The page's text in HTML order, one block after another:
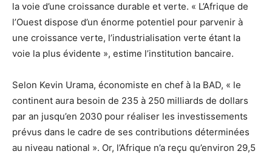
la voie d’une croissance durable et verte. « L’Afrique de
l’Ouest dispose d’un énorme potentiel pour parvenir à
une croissance verte, l’industrialisation verte étant la
voie la plus évidente », estime l’institution bancaire.
Selon Kevin Urama, économiste en chef à la BAD, « le
continent aura besoin de 235 à 250 milliards de dollars
par an jusqu’en 2030 pour réaliser les investissements
prévus dans le cadre de ses contributions déterminées
au niveau national ». Or, l’Afrique n’a reçu qu’environ 29,5